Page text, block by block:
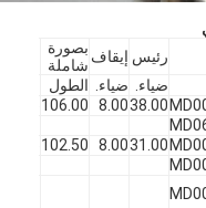
رئيس إيقاف بصورة
شاملة
ضياء. ضياء. الطول
38.00
8.00
106.00
31.00
8.00
102.50